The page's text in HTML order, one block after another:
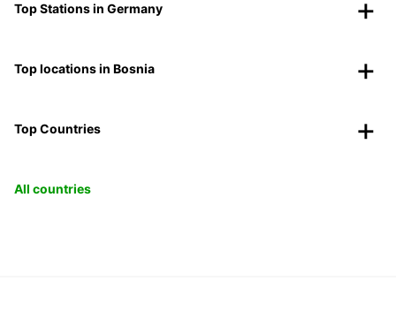
Top Stations in Germany
Top locations in Bosnia
Top Countries
All countries